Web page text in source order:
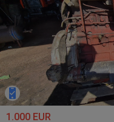
1.000 EUR